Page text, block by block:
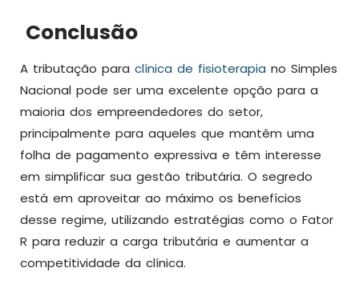
Conclusão
A tributação para clínica de fisioterapia no Simples
Nacional pode ser uma excelente opção para a
maioria dos empreendedores do setor,
principalmente para aqueles que mantêm uma
folha de pagamento expressiva e têm interesse
em simplificar sua gestão tributária. O segredo
está em aproveitar ao máximo os benefícios
desse regime, utilizando estratégias como o Fator
R para reduzir a carga tributária e aumentar a
competitividade da clínica.